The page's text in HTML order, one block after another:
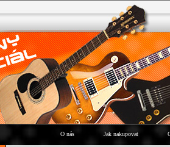
O nás Jak nakupovat